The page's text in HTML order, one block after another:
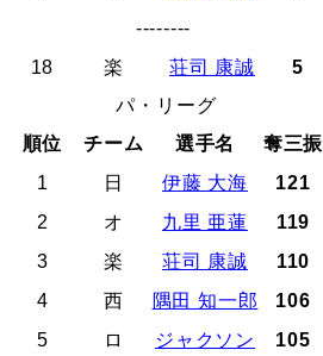
--------
18
楽 荘司 康誠
5
パ・リーグ
順位
チーム 選手名
奪三振
1
日 伊藤 大海
121
2
オ 九里 亜蓮
119
3
楽 荘司 康誠
110
4
西 隅田 知一郎
106
5
ロ ジャクソン
105